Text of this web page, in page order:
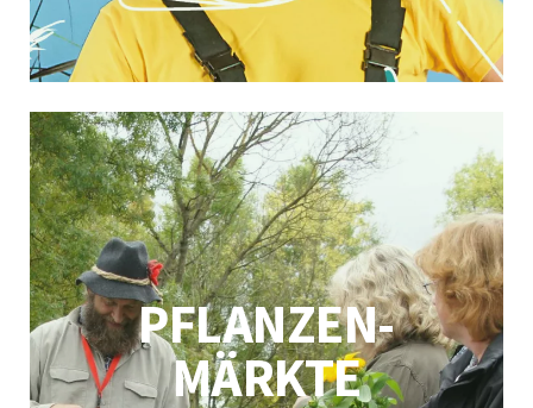
PFLANZEN-
MÄRKTE